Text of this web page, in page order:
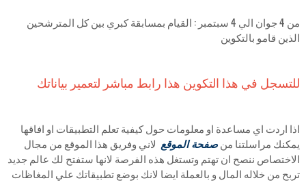
من 4 جوان الي 4 سبتمبر : القيام بمسابقة كبري بين كل المترشحين
الذين قامو بالتكوين
للتسجل في هذا التكوين هذا رابط مباشر لتعمير بياناتك
اذا اردت اي مساعدة او معلومات حول كيفية تعلم التطبيقات او افاقها
يمكنك مراسلتنا منصفحة الموقع لاني وفريق هذا الموقع من مجال
الاختصاص ننصح ان تهتم وتستغل هذه الفرصة لانها ستفتح لك عالم جديد
تربح من خلاله المال و بالعملة ايضا لانك بوضع تطبيقاتك علي المغاظات